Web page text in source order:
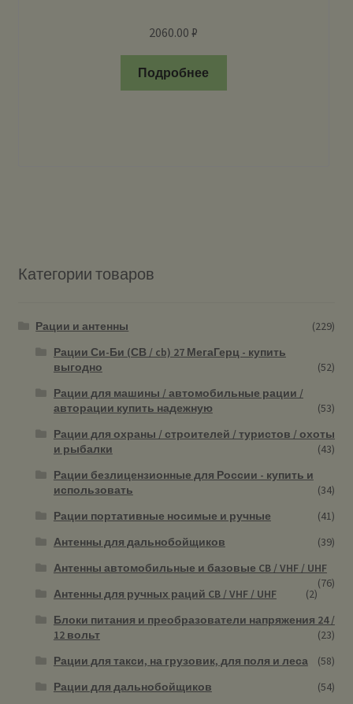
2060.00₽
Подробнее
Категории товаров
Рации и антенны
(229)
Рации Си-Би (СВ / cb) 27 МегаГерц - купить
выгодно
(52)
Рации для машины / автомобильные рации /
авторации купить надежную
(53)
Рации для охраны / строителей / туристов / охоты
и рыбалки
(43)
Рации безлицензионные для России - купить и
использовать
(34)
Рации портативные носимые и ручные
(41)
Антенны для дальнобойщиков
(39)
Антенны автомобильные и базовые CB / VHF / UHF
(76)
Антенны для ручных раций CB / VHF / UHF
(2)
Блоки питания и преобразователи напряжения 24 /
12 вольт
(23)
Рации для такси, на грузовик, для поля и леса
(58)
Рации для дальнобойщиков
(54)